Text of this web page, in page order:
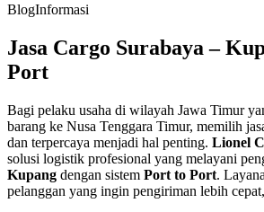
BlogInformasi
Jasa Cargo Surabaya –
Port
Bagi pelaku usaha di wilayah Jawa Timur
barang ke Nusa Tenggara Timur, memilih
dan terpercaya menjadi hal penting. Lionel
solusi logistik profesional yang melayani
Kupang dengan sistem Port to Port.
pelanggan yang ingin pengiriman lebih